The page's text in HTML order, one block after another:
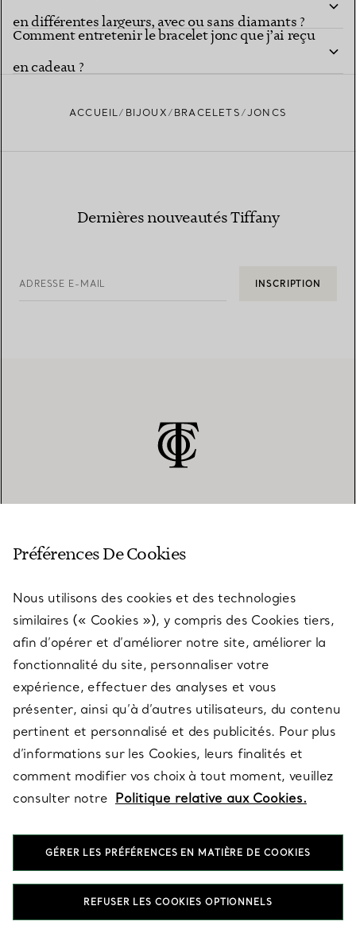
en différentes largeurs, avec ou sans diamants ?
Comment entretenir le bracelet jonc que j’ai reçu
en cadeau ?
ACCUEIL BIJOUX BRACELETS JONCS
Dernières nouveautés Tiffany
ADRESSE E-MAIL INSCRIPTION
SERVICES
À PROPOS
QUESTIONS LÉGALES
SUIVEZ-NOUS
T&Co. 2026
Préférences De Cookies
Nous utilisons des cookies et des technologies
similaires (« Cookies »), y compris des Cookies tiers,
afin d’opérer et d’améliorer notre site, améliorer la
fonctionnalité du site, personnaliser votre
expérience, effectuer des analyses et vous
présenter, ainsi qu’à d’autres utilisateurs, du contenu
pertinent et personnalisé et des publicités. Pour plus
d’informations sur les Cookies, leurs finalités et
comment modifier vos choix à tout moment, veuillez
consulter notre Politique relative aux Cookies.
GÉRER LES PRÉFÉRENCES EN MATIÈRE DE COOKIES
REFUSER LES COOKIES OPTIONNELS